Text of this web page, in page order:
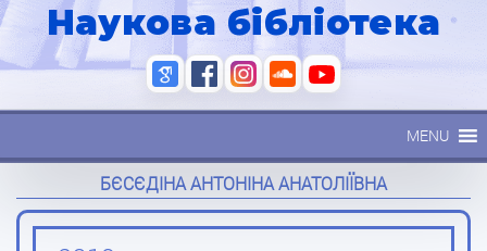
Наукова бібліотека
MENU
БЄСЄДІНА АНТОНІНА АНАТОЛІЇВНА